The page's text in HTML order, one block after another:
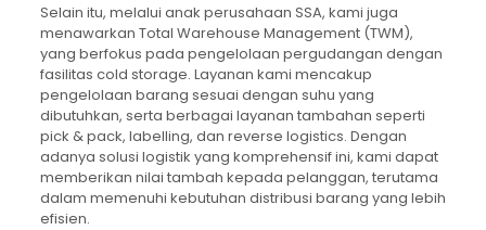
Selain itu, melalui anak perusahaan SSA, kami juga
menawarkan Total Warehouse Management (TWM),
yang berfokus pada pengelolaan pergudangan dengan
fasilitas cold storage. Layanan kami mencakup
pengelolaan barang sesuai dengan suhu yang
dibutuhkan, serta berbagai layanan tambahan seperti
pick & pack, labelling, dan reverse logistics. Dengan
adanya solusi logistik yang komprehensif ini, kami dapat
memberikan nilai tambah kepada pelanggan, terutama
dalam memenuhi kebutuhan distribusi barang yang lebih
efisien.